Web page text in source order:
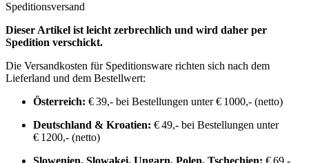
Speditionsversand
Dieser Artikel ist leicht zerbrechlich und wird daher per
Spedition verschickt.
Die Versandkosten für Speditionsware richten sich nach dem
Lieferland und dem Bestellwert:
Österreich: € 39,- bei Bestellungen unter € 1000,- (netto)
Deutschland & Kroatien: € 49,- bei Bestellungen unter
€ 1200,- (netto)